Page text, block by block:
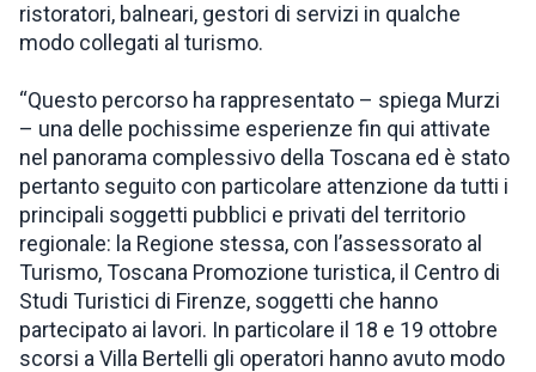
ristoratori, balneari, gestori di servizi in qualche
modo collegati al turismo.
“Questo percorso ha rappresentato – spiega Murzi
– una delle pochissime esperienze fin qui attivate
nel panorama complessivo della Toscana ed è stato
pertanto seguito con particolare attenzione da tutti i
principali soggetti pubblici e privati del territorio
regionale: la Regione stessa, con l’assessorato al
Turismo, Toscana Promozione turistica, il Centro di
Studi Turistici di Firenze, soggetti che hanno
partecipato ai lavori. In particolare il 18 e 19 ottobre
scorsi a Villa Bertelli gli operatori hanno avuto modo